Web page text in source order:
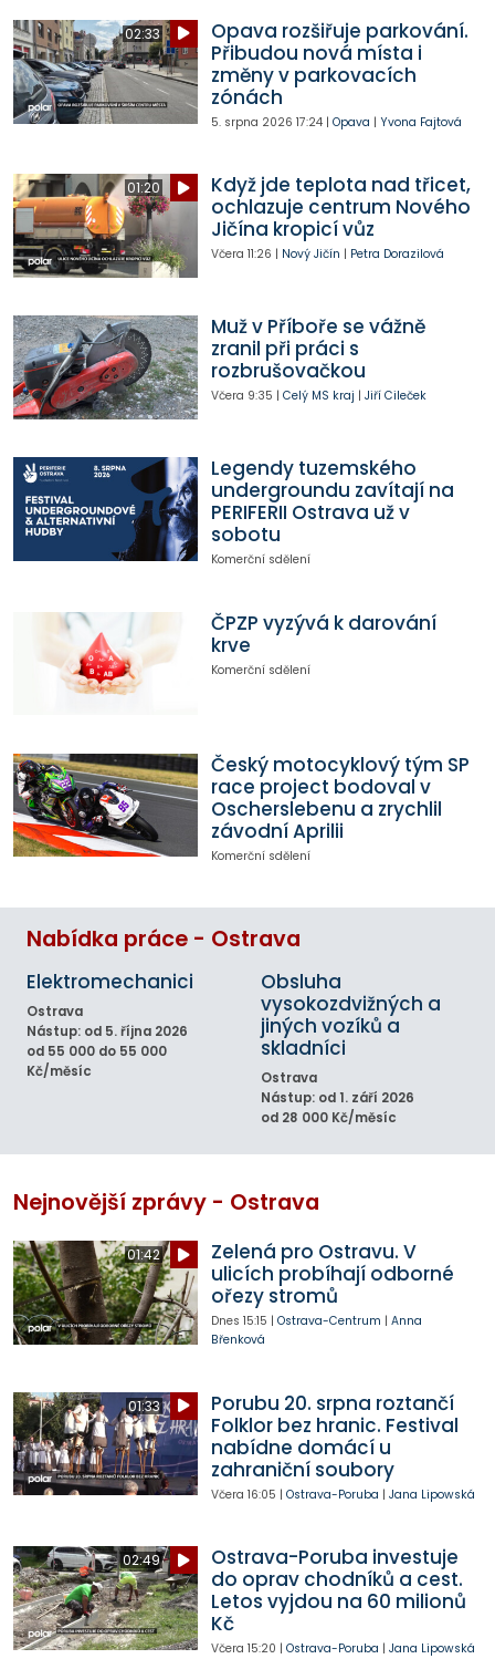
02:33
Opava rozšiřuje parkování.
Přibudou nová místa i
změny v parkovacích
zónách
5. srpna 2026 17:24| Opava | Yvona Fajtová
01:20
Když jde teplota nad třicet,
ochlazuje centrum Nového
Jičína kropicí vůz
Včera 11:26 | Nový Jičín | Petra Dorazilová
Muž v Příboře se vážně
zranil při práci s
rozbrušovačkou
Včera 9:35 | Celý MS kraj | Jiří Cileček
Legendy tuzemského
undergroundu zavítají na
PERIFERII Ostrava už v
sobotu
Komerční sdělení
ČPZP vyzývá k darování
krve
Komerční sdělení
Český motocyklový tým SP
race project bodoval v
Oscherslebenu a zrychlil
závodní Aprilii
Komerční sdělení
Nabídka práce - Ostrava
Elektromechanici
Ostrava
Nástup: od 5. října 2026
od 55 000 do 55 000
Kč/měsíc
Obsluha
vysokozdvižných a
jiných vozíků a
skladníci
Ostrava
Nástup: od 1. září 2026
od 28 000 Kč/měsíc
Nejnovější zprávy - Ostrava
01:42
Zelená pro Ostravu. V
ulicích probíhají odborné
ořezy stromů
Dnes 15:15 | Ostrava-Centrum | Anna
Břenková
01:33
Porubu 20. srpna roztančí
Folklor bez hranic. Festival
nabídne domácí u
zahraniční soubory
Včera 16:05 | Ostrava-Poruba | Jana Lipowská
02:49
Ostrava-Poruba investuje
do oprav chodníků a cest.
Letos vyjdou na 60 milionů
Kč
Včera 15:20 | Ostrava-Poruba | Jana Lipowská